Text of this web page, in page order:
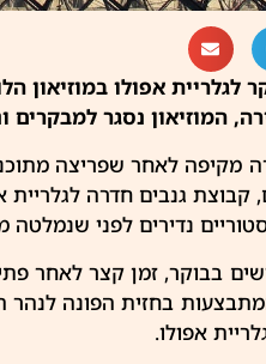
אפולו במוזיאון
המוזיאון נסגר
מקיפה לאחר שפריצה
גנבים חדרה לגלריית
נדירים לפני שנמלטה
בבוקר, זמן קצר לאחר
בחזית הפונה
אפולו.